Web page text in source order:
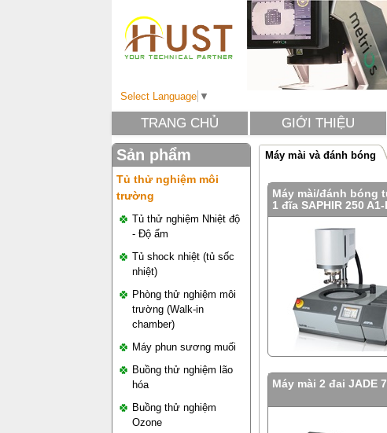
Select Language ▼
TRANG CHỦ GIỚI THIỆU
Sản phẩm
Tủ thử nghiệm môi
trường
Tủ thử nghiệm Nhiệt độ
- Độ ẩm
Tủ shock nhiệt (tủ sốc
nhiệt)
Phòng thử nghiệm môi
trường (Walk-in
chamber)
Máy phun sương muối
Buồng thử nghiệm lão
hóa
Buồng thử nghiệm
Ozone
Máy mài và đánh bóng
Máy mài/đánh bóng
1 đĩa SAPHIR 250 A1-
Máy mài 2 đai JADE